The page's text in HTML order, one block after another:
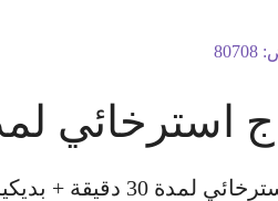
80708
لمدة 30 دقيقة + بديكير ومنيكير تنظيف
مساج